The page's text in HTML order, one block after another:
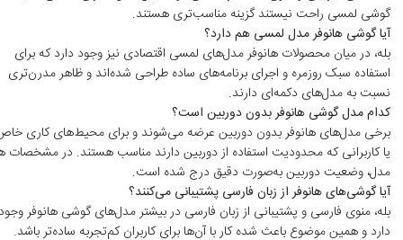
گوشی لمسی راحت نیستند گزینه مناسب‌تری هستند.
آیا گوشی هانوفر مدل لمسی هم دارد؟
بله، در میان محصولات هانوفر مدل‌های لمسی اقتصادی نیز وجود دارد که برای
استفاده سبک روزمره و اجرای برنامه‌های ساده طراحی شده‌اند و ظاهر مدرن‌تری
نسبت به مدل‌های دکمه‌ای دارند.
کدام مدل گوشی هانوفر بدون دوربین است؟
برخی مدل‌های هانوفر بدون دوربین عرضه می‌شوند و برای محیط‌های کاری
یا کاربرانی که محدودیت استفاده از دوربین دارند مناسب هستند. در مشخصات
مدل، وضعیت دوربین به‌صورت دقیق درج شده است.
آیا گوشی‌های هانوفر از زبان فارسی پشتیبانی می‌کنند؟
بله، منوی فارسی و پشتیبانی از زبان فارسی در بیشتر مدل‌های گوشی هانوفر
دارد و همین موضوع باعث شده کار با آن‌ها برای کاربران کم‌تجربه ساده‌تر باشد.